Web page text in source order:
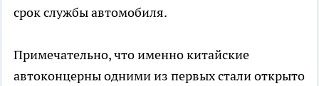
срок службы автомобиля.
Примечательно, что именно китайские
автоконцерны одними из первых стали открыто